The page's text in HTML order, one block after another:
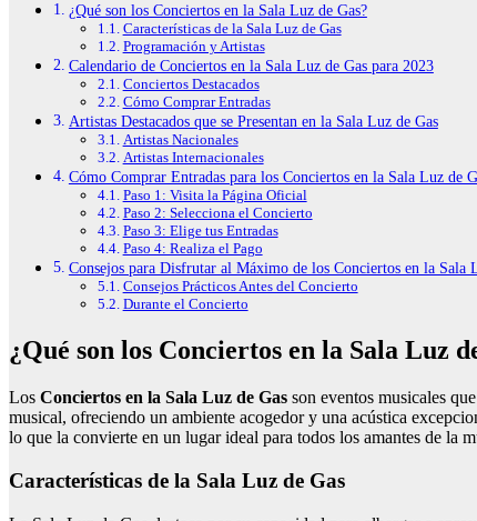
¿Qué son los Conciertos en la Sala Luz de Gas?
Características de la Sala Luz de Gas
Programación y Artistas
Calendario de Conciertos en la Sala Luz de Gas para 2023
Conciertos Destacados
Cómo Comprar Entradas
Artistas Destacados que se Presentan en la Sala Luz de Gas
Artistas Nacionales
Artistas Internacionales
Cómo Comprar Entradas para los Conciertos en la Sala Luz de
Paso 1: Visita la Página Oficial
Paso 2: Selecciona el Concierto
Paso 3: Elige tus Entradas
Paso 4: Realiza el Pago
Consejos para Disfrutar al Máximo de los Conciertos en la Sala
Consejos Prácticos Antes del Concierto
Durante el Concierto
¿Qué son los Conciertos en la Sala Luz
Los Conciertos en la Sala Luz de Gas son eventos musicales
musical, ofreciendo un ambiente acogedor y una acústica
lo que la convierte en un lugar ideal para todos los amantes de la
Características de la Sala Luz de Gas